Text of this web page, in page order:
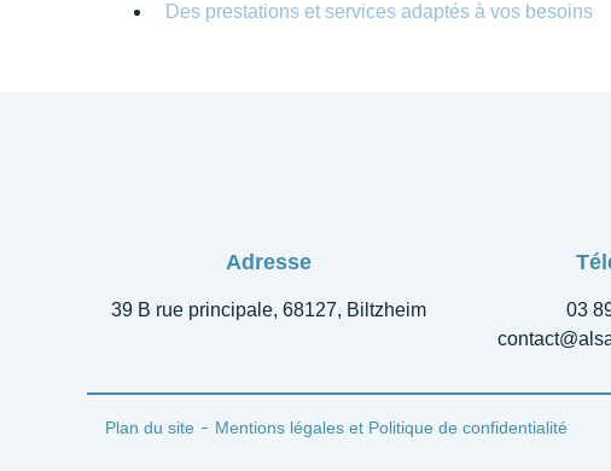
Des prestations et services adaptés à vos besoins
Adresse
39 B rue principale, 68127, Biltzheim
03
Plan du site Mentions légales et Politique de confidentialité